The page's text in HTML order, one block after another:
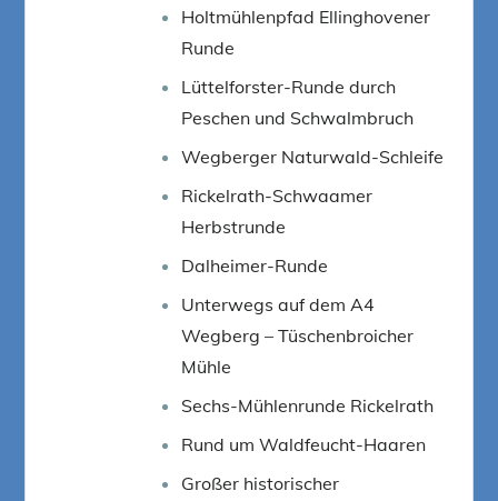
Holtmühlenpfad Ellinghovener
Runde
Lüttelforster-Runde durch
Peschen und Schwalmbruch
Wegberger Naturwald-Schleife
Rickelrath-Schwaamer
Herbstrunde
Dalheimer-Runde
Unterwegs auf dem A4
Wegberg – Tüschenbroicher
Mühle
Sechs-Mühlenrunde Rickelrath
Rund um Waldfeucht-Haaren
Großer historischer